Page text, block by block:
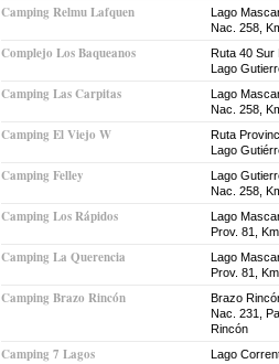
Camping Relmu Lafquen
Lago
Nac. 258,
Complejo Los Baqueanos
Ruta 40 Sur
Lago
Camping Las Carpitas
Lago
Nac. 258,
Camping El Viejo W
Ruta
Lago
Camping Felley
Lago
Nac. 258,
Camping Los Rápidos
Lago
Prov. 81,
Camping La Querencia
Lago
Prov. 81,
Camping Brazo Rincón
Brazo
Nac. 231,
Rincón
Camping 7 Lagos
Lago